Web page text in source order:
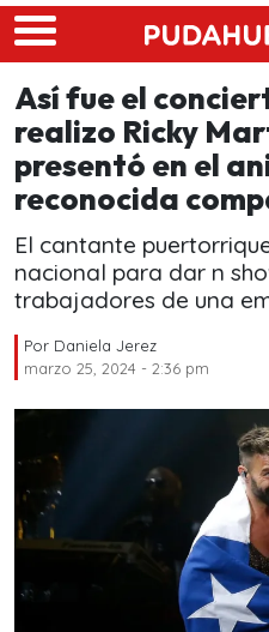
Skip to main content
Así fue el
realizo Ricky
presentó en el
reconocida
El cantante
nacional para dar n
trabajadores de una
Por Daniela Jerez
marzo 25, 2024 - 2:36 pm